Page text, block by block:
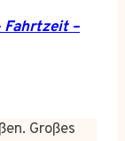
Fahrtzeit –
Großes